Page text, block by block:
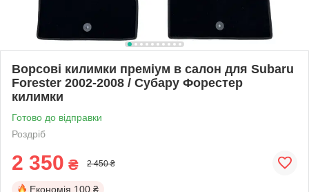
Ворсові килимки преміум в салон для Subaru
Forester 2002-2008 / Субару Форестер
килимки
Готово до відправки
Роздріб
2 350 ₴ 2 450 ₴
Економія 100 ₴